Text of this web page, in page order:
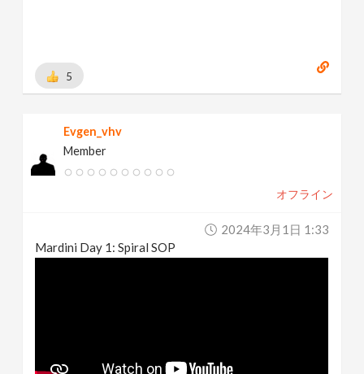
5
Evgen_vhv
Member
オフライン
2024年3月1日 1:33
Mardini Day 1: Spiral SOP